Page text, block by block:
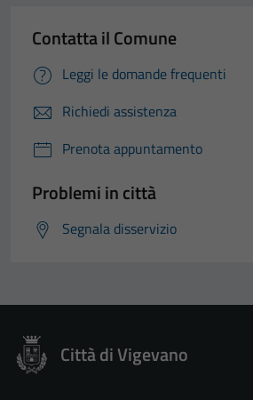
Contatta il Comune
Leggi le domande frequenti
Richiedi assistenza
Prenota appuntamento
Problemi in città
Segnala disservizio
Città di Vigevano